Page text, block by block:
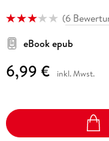
(6
eBook epub
6,99 € inkl. Mwst.